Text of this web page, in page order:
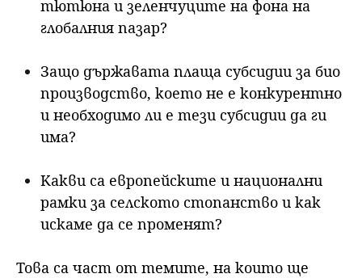
тютюна и зеленчуците на фона на
глобалния пазар?
Защо държавата плаща субсидии за био
производство, което не е конкурентно
и необходимо ли е тези субсидии да ги
има?
Какви са европейските и национални
рамки за селското стопанство и как
искаме да се променят?
Това са част от темите, на които ще